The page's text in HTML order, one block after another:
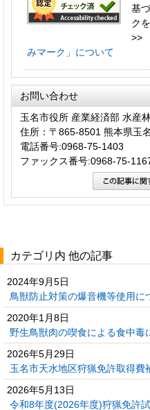
基
ク
>>
みマーク」について
お問い合わせ
玉名市役所 産業経済部 水産
住所：〒865-8501 熊本県玉
電話番号:0968-75-1403
ファックス番号:0968-75-
カテゴリ内 他の記事
2024年9月5日
鳥獣防止対策の爆音機等使用に
2020年1月8日
野生鳥獣肉の喫食による食中毒
2026年5月29日
玉名市天水地区狩猟免許取得費
2026年5月13日
令和8年度(2026年度)狩猟免許